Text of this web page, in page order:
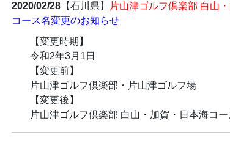
2020/02/28【石川県】
片山津ゴルフ倶楽部 白山
コース名変更のお知らせ
【変更時期】
令和2年3月1日
【変更前】
片山津ゴルフ倶楽部・片山津ゴルフ場
【変更後】
片山津ゴルフ倶楽部 白山・加賀・日本海コー